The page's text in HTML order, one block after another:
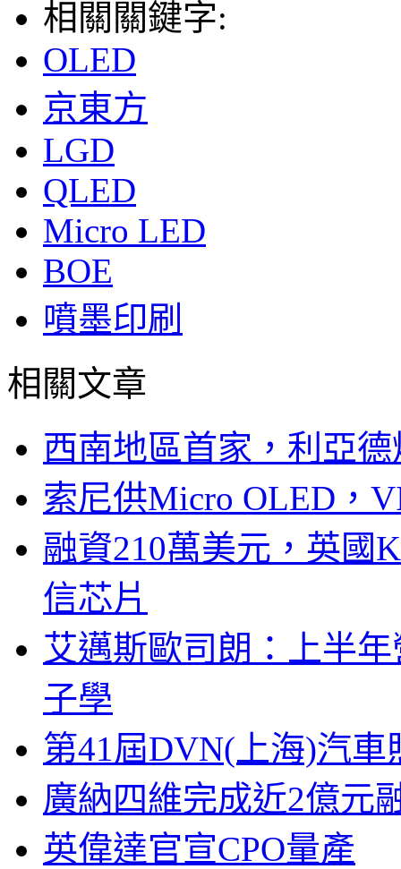
相關關鍵字:
OLED
京東方
LGD
QLED
Micro LED
BOE
噴墨印刷
相關文章
西南地區首家，利亞
索尼供Micro OLED，
融資210萬美元，英國
信芯片
艾邁斯歐司朗：上半
子學
第41屆DVN(上海)汽
廣納四維完成近2億元
英偉達官宣CPO量產